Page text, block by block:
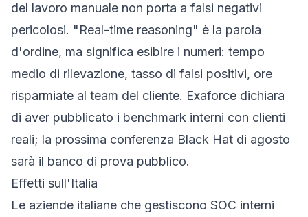
del lavoro manuale non porta a falsi negativi
pericolosi. "Real-time reasoning" è la parola
d'ordine, ma significa esibire i numeri: tempo
medio di rilevazione, tasso di falsi positivi, ore
risparmiate al team del cliente. Exaforce dichiara
di aver pubblicato i benchmark interni con clienti
reali; la prossima conferenza Black Hat di agosto
sarà il banco di prova pubblico.
Effetti sull'Italia
Le aziende italiane che gestiscono SOC interni